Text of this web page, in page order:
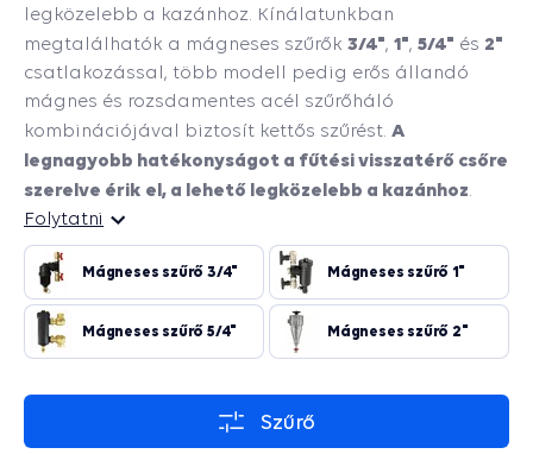
legközelebb a kazánhoz. Kínálatunkban
megtalálhatók a mágneses szűrők 3/4", 1", 5/4" és 2"
csatlakozással, több modell pedig erős állandó
mágnes és rozsdamentes acél szűrőháló
kombinációjával biztosít kettős szűrést. A
legnagyobb hatékonyságot a fűtési visszatérő csőre
szerelve érik el, a lehető legközelebb a kazánhoz
Folytatni
FolytatniMágneses szűrő 3/4" Mágneses szűrő 1"
Mágneses szűrő 5/4" Mágneses szűrő 2"
Szűrő